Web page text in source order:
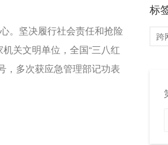
。坚决履行社会责任和抢险
关文明单位，全国“三八红
，多次获应急管理部记功表
标
跨